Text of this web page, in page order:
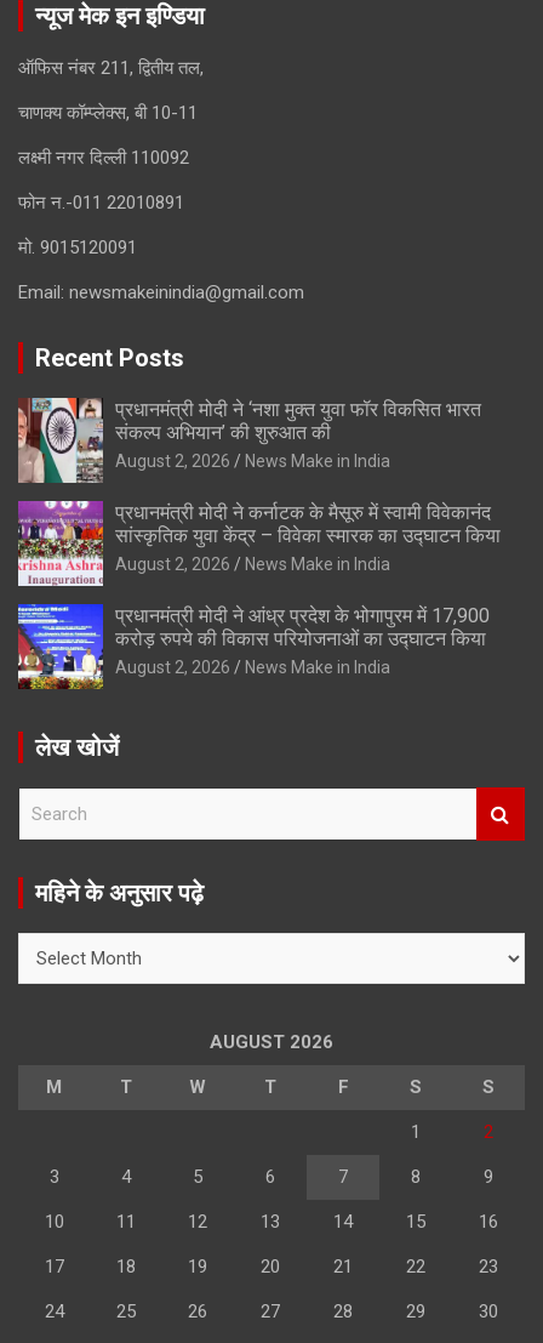
न्यूज मेक इन इण्डिया
ऑफिस नंबर 211, द्वितीय तल,
चाणक्य कॉम्प्लेक्स, बी 10-11
लक्ष्मी नगर दिल्ली 110092
फोन न.-011 22010891
मो. 9015120091
Email: newsmakeinindia@gmail.com
Recent Posts
प्रधानमंत्री मोदी ने ‘नशा मुक्त युवा फॉर विकसित भारत
संकल्प अभियान’ की शुरुआत की
August 2, 2026 News Make in India
प्रधानमंत्री मोदी ने कर्नाटक के मैसूरु में स्वामी विवेकानंद
सांस्कृतिक युवा केंद्र – विवेका स्मारक का उद्घाटन किया
August 2, 2026 News Make in India
प्रधानमंत्री मोदी ने आंध्र प्रदेश के भोगापुरम में 17,900
करोड़ रुपये की विकास परियोजनाओं का उद्घाटन किया
August 2, 2026 News Make in India
लेख खोजें
r
महिने के अनुसार पढ़े
AUGUST 2026
M T W T F S S
1 2
3 4 5 6 7 8 9
10 11 12 13 14 15 16
17 18 19 20 21 22 23
24 25 26 27 28 29 30